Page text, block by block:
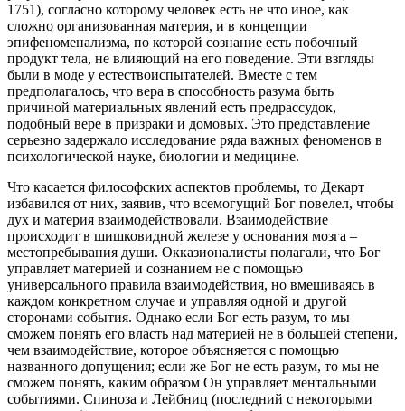
1751), согласно которому человек есть не что иное, как
сложно организованная материя, и в концепции
эпифеноменализма, по которой сознание есть побочный
продукт тела, не влияющий на его поведение. Эти взгляды
были в моде у естествоиспытателей. Вместе с тем
предполагалось, что вера в способность разума быть
причиной материальных явлений есть предрассудок,
подобный вере в призраки и домовых. Это представление
серьезно задержало исследование ряда важных феноменов в
психологической науке, биологии и медицине.
Что касается философских аспектов проблемы, то Декарт
избавился от них, заявив, что всемогущий Бог повелел, чтобы
дух и материя взаимодействовали. Взаимодействие
происходит в шишковидной железе у основания мозга –
местопребывания души. Окказионалисты полагали, что Бог
управляет материей и сознанием не с помощью
универсального правила взаимодействия, но вмешиваясь в
каждом конкретном случае и управляя одной и другой
сторонами события. Однако если Бог есть разум, то мы
сможем понять его власть над материей не в большей степени,
чем взаимодействие, которое объясняется с помощью
названного допущения; если же Бог не есть разум, то мы не
сможем понять, каким образом Он управляет ментальными
событиями. Спиноза и Лейбниц (последний с некоторыми